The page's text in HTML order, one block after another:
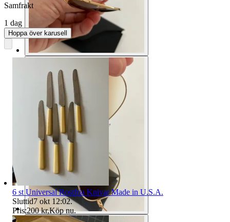
Samfrakt
1 dag
Hoppa över karusell
6 st Universal Rostfria Knivar Made in U.S.A.
Sluttid7 okt 12:02.
Pris:200 kr,Köp nu.